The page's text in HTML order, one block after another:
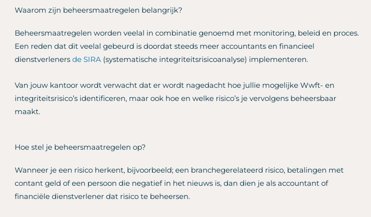
Waarom zijn beheersmaatregelen belangrijk?
Beheersmaatregelen worden veelal in combinatie genoemd met monitoring, beleid en proces.
Een reden dat dit veelal gebeurd is doordat steeds meer accountants en financieel
dienstverleners de SIRA (systematische integriteitsrisicoanalyse) implementeren.
Van jouw kantoor wordt verwacht dat er wordt nagedacht hoe jullie mogelijke Wwft- en
integriteitsrisico’s identificeren, maar ook hoe en welke risico’s je vervolgens beheersbaar
maakt.
Hoe stel je beheersmaatregelen op?
Wanneer je een risico herkent, bijvoorbeeld; een branchegerelateerd risico, betalingen met
contant geld of een persoon die negatief in het nieuws is, dan dien je als accountant of
financiële dienstverlener dat risico te beheersen.